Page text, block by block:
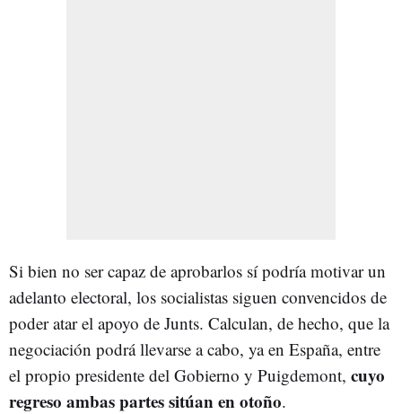
Si bien no ser capaz de aprobarlos sí podría motivar un
adelanto electoral, los socialistas siguen convencidos de
poder atar el apoyo de Junts. Calculan, de hecho, que la
negociación podrá llevarse a cabo, ya en España, entre
el propio presidente del Gobierno y Puigdemont, cuyo
regreso ambas partes sitúan en otoño.